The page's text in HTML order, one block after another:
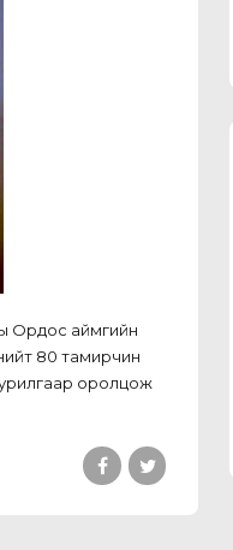
Ордос аймгийн
80 тамирчин
оролцож